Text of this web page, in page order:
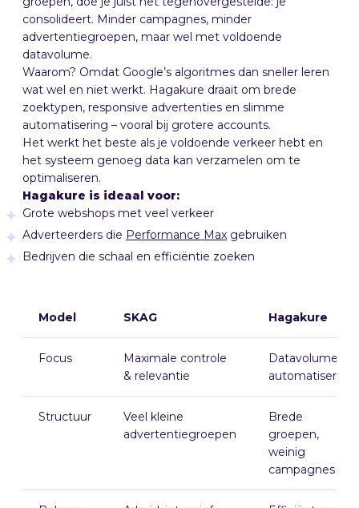
consolideert. Minder campagnes, minder
advertentiegroepen, maar wel met voldoende
datavolume.
Waarom? Omdat Google’s algoritmes dan sneller leren
wat wel en niet werkt. Hagakure draait om brede
zoektypen, responsive advertenties en slimme
automatisering – vooral bij grotere accounts.
Het werkt het beste als je voldoende verkeer hebt en
het systeem genoeg data kan verzamelen om te
optimaliseren.
Hagakure is ideaal voor:
Grote webshops met veel verkeer
Adverteerders die Performance Max gebruiken
Bedrijven die schaal en efficiëntie zoeken
Model SKAG Hagakure
Focus
Maximale controle
& relevantie
Datavolume &
automatisering
Structuur
Veel kleine
advertentiegroepen
Brede
groepen,
weinig
campagnes